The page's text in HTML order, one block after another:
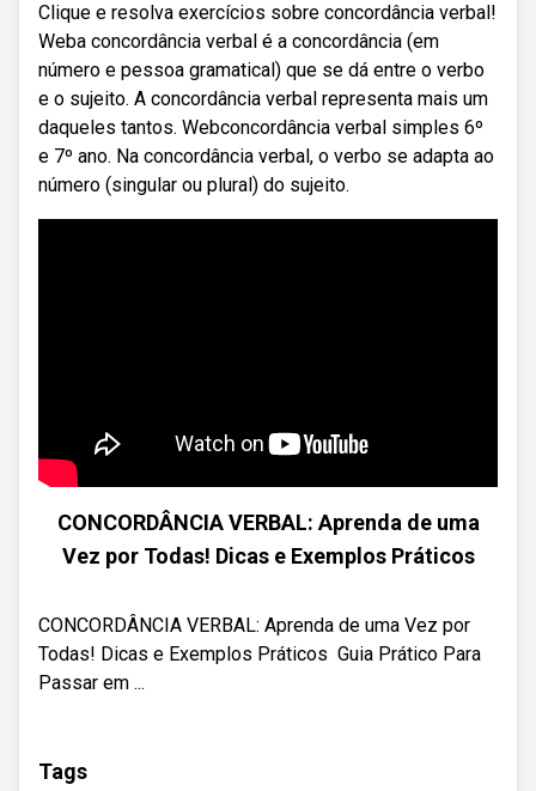
Clique e resolva exercícios sobre concordância verbal!
Weba concordância verbal é a concordância (em
número e pessoa gramatical) que se dá entre o verbo
e o sujeito. A concordância verbal representa mais um
daqueles tantos. Webconcordância verbal simples 6º
e 7º ano. Na concordância verbal, o verbo se adapta ao
número (singular ou plural) do sujeito.
CONCORDÂNCIA VERBAL: Aprenda de uma
Vez por Todas! Dicas e Exemplos Práticos
CONCORDÂNCIA VERBAL: Aprenda de uma Vez por
Todas! Dicas e Exemplos Práticos ‍ Guia Prático Para
Passar em ...
Tags